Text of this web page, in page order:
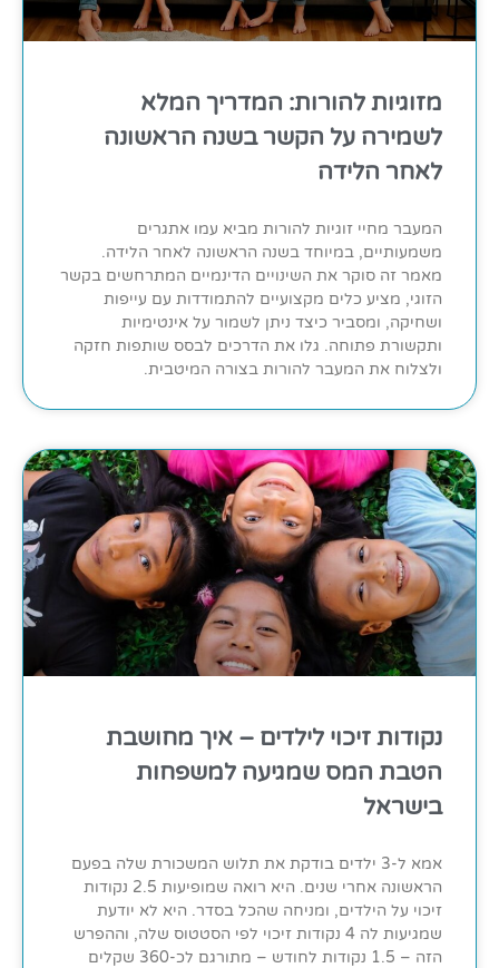
מזוגיות להורות: המדריך המלא
לשמירה על הקשר בשנה הראשונה
לאחר הלידה
המעבר מחיי זוגיות להורות מביא עמו אתגרים
משמעותיים, במיוחד בשנה הראשונה לאחר הלידה.
מאמר זה סוקר את השינויים הדינמיים המתרחשים בקשר
הזוגי, מציע כלים מקצועיים להתמודדות עם עייפות
ושחיקה, ומסביר כיצד ניתן לשמור על אינטימיות
ותקשורת פתוחה. גלו את הדרכים לבסס שותפות חזקה
ולצלוח את המעבר להורות בצורה המיטבית.
נקודות זיכוי לילדים – איך מחושבת
הטבת המס שמגיעה למשפחות
בישראל
אמא ל-3 ילדים בודקת את תלוש המשכורת שלה בפעם
הראשונה אחרי שנים. היא רואה שמופיעות 2.5 נקודות
זיכוי על הילדים, ומניחה שהכל בסדר. היא לא יודעת
שמגיעות לה 4 נקודות זיכוי לפי הסטטוס שלה, וההפרש
הזה – 1.5 נקודות לחודש – מתורגם לכ-360 שקלים